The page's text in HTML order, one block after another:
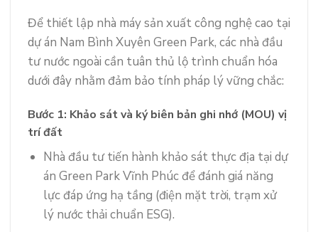
Để thiết lập nhà máy sản xuất công nghệ cao tại
dự án Nam Bình Xuyên Green Park, các nhà đầu
tư nước ngoài cần tuân thủ lộ trình chuẩn hóa
dưới đây nhằm đảm bảo tính pháp lý vững chắc:
Bước 1: Khảo sát và ký biên bản ghi nhớ (MOU) vị
trí đất
Nhà đầu tư tiến hành khảo sát thực địa tại dự
án Green Park Vĩnh Phúc để đánh giá năng
lực đáp ứng hạ tầng (điện mặt trời, trạm xử
lý nước thải chuẩn ESG).